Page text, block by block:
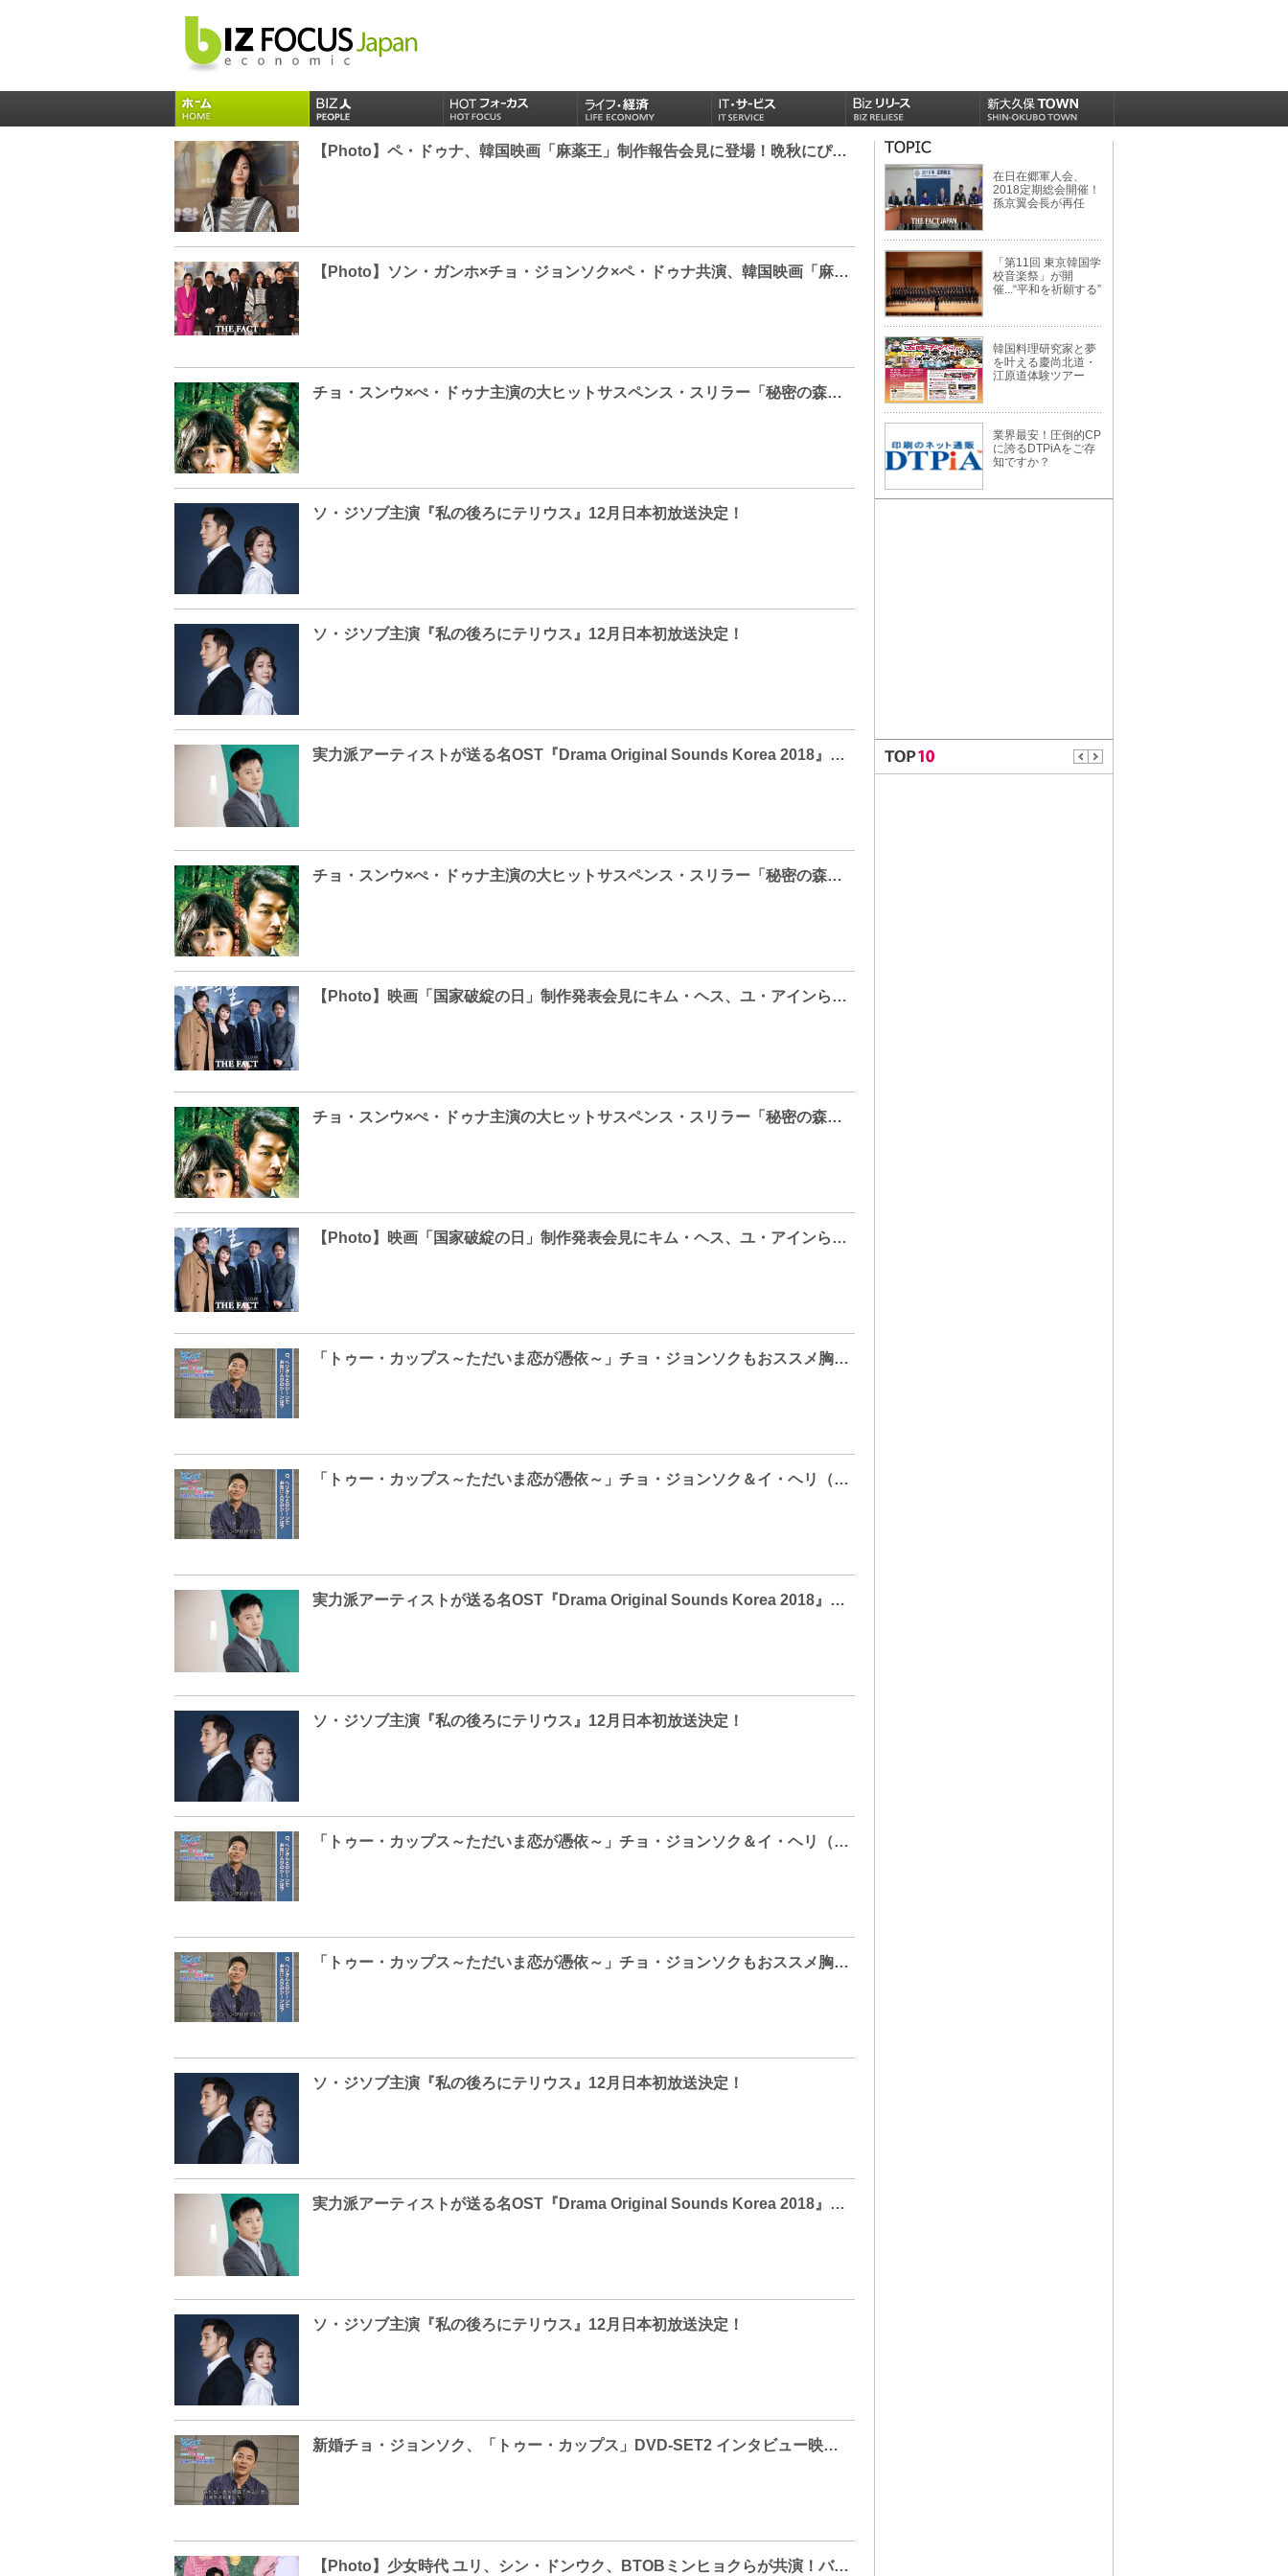
【Photo】ペ・ドゥナ、韓国映画「麻薬王」制作報告会見に登場！晩秋にぴったりなファッションを披露
【Photo】ソン・ガンホ×チョ・ジョンソク×ペ・ドゥナ共演、韓国映画「麻薬王」制作報告会見
チョ・スンウ×ぺ・ドゥナ主演の大ヒットサスペンス・スリラー「秘密の森～深い闇の向こうに～」DVDが全国でレンタル開始！
ソ・ジソブ主演『私の​後ろにテリウス』12月日本初放送決定！
ソ・ジソブ主演『私の​後ろにテリウス』12月日本初放送決定！
実力派アーテ​ィストが送る名OST『Drama Original Sounds Korea 2018』開催決定
チョ・スンウ×ぺ・ドゥナ主演の大ヒットサスペンス・スリラー「秘密の森～深い闇の向こうに～」DVDが全国でレンタル開始！
【Photo】映画「国家破綻の日」制作発表会見にキム・ヘス、ユ・アインらが登場
チョ・スンウ×ぺ・ドゥナ主演の大ヒットサスペンス・スリラー「秘密の森～深い闇の向こうに～」DVDが全国でレンタル開始！
【Photo】映画「国家破綻の日」制作発表会見にキム・ヘス、ユ・アインらが登場
「トゥー・カップス～ただいま恋が憑依～」チョ・ジョンソクもおススメ胸キュンシーン公開！
「トゥ​ー・カップス～ただいま恋が憑依～」チョ・ジョンソク＆イ​・ヘリ（Girl’s Day）との激アツキスシーン​公開！
実力派アーテ​ィストが送る名OST『Drama Original Sounds Korea 2018』開催決定
ソ・ジソブ主演『私の​後ろにテリウス』12月日本初放送決定！
「トゥ​ー・カップス～ただいま恋が憑依～」チョ・ジョンソク＆イ​・ヘリ（Girl’s Day）との激アツキスシーン​公開！
「トゥー・カップス～ただいま恋が憑依～」チョ・ジョンソクもおススメ胸キュンシーン公開！
ソ・ジソブ主演『私の​後ろにテリウス』12月日本初放送決定！
実力派アーテ​ィストが送る名OST『Drama Original Sounds Korea 2018』開催決定
ソ・ジソブ主演『私の​後ろにテリウス』12月日本初放送決定！
新婚チョ・ジョンソク、「トゥー・カップス」DVD-SET2 インタビュー映像一部公開！
【Photo】少女時代 ユリ、シン・ドンウク、BTOBミンヒョクらが共演！バラエティドラマ「大長今が見ている」制作発表会見
在日在郷軍人会、
2018定期総会開催！
孫京翼会長が再任
「第11回 東京韓国学
校音楽祭」が開
催...“平和を祈願する”
韓国料理研究家と夢
を叶える慶尚北道・
江原道体験ツアー
業界最安！圧倒的CP
に誇るDTPiAをご存
知ですか？